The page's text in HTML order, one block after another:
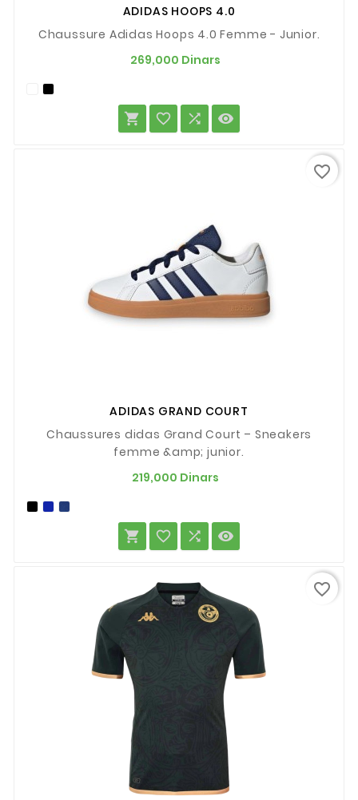
ADIDAS HOOPS 4.0
Chaussure Adidas Hoops 4.0 Femme - Junior.
269,000 Dinars
   
ADIDAS GRAND COURT
Chaussures didas Grand Court – Sneakers
femme &amp; junior.
219,000 Dinars
   
favorite_border
favorite_border